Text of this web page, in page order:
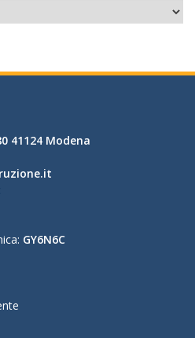
41124 Modena
GY6N6C